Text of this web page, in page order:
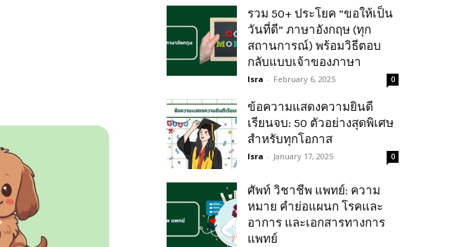
รวม 50+ ประโยค “ขอให้เป็น
วันที่ดี” ภาษาอังกฤษ (ทุก
สถานการณ์) พร้อมวิธีตอบ
กลับแบบเจ้าของภาษา
Isra - February 6, 2025 0
ข้อความแสดงความยินดี
เรียนจบ: 50 ตัวอย่างสุดพิเศษ
สำหรับทุกโอกาส
Isra - January 17, 2025 0
ศัพท์ วิชาชีพ แพทย์: ความ
หมาย คำย่อแผนก โรคและ
อาการ และเอกสารทางการ
แพทย์